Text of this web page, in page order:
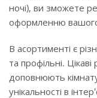
ночі), ви зможете
оформленню
В асортименті є
та профільні.
доповнюють
унікальності в